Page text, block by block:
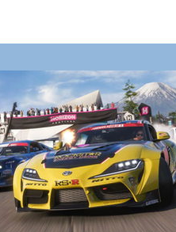
mutante, l'interprete ha
comportamento degli animali,
spingendosi in un territorio
che non affrontava dai tempi
dell'accademi